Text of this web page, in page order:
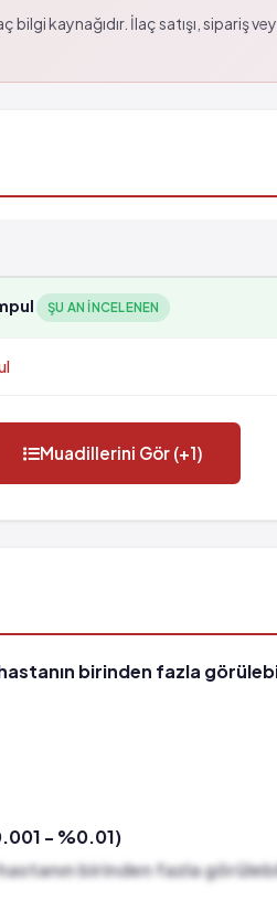
bilgi kaynağıdır. İlaç satışı, sipariş
ŞU AN INCELENEN
Muadillerini Gör (+1)
birinden fazla
- %0.01)
birinden fazla